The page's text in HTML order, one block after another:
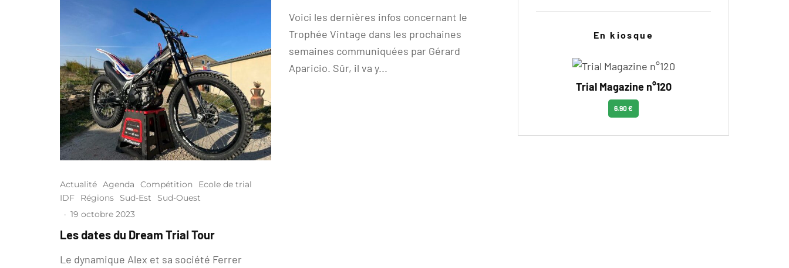
Actualité Agenda Compétition
Ecole de trial
IDF
Régions Sud-Est
Sud-Ouest
· 19 octobre 2023
Les dates du Dream Trial Tour
Le dynamique Alex et sa société Ferrer
Voici les dernières infos concernant le
Trophée Vintage dans les prochaines
semaines communiquées par Gérard
Aparicio. Sûr, il va y...
En kiosque
Trial Magazine n°120
6.90 €